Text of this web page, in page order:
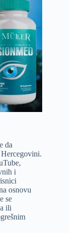
da
i
osnovu
se
ili